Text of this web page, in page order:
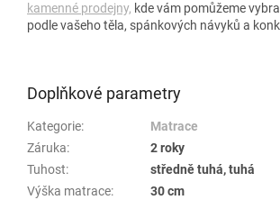
kamenné prodejny, kde vám pomůžeme
podle vašeho těla, spánkových návyků a
Doplňkové parametry
Kategorie:
Matrace
Záruka:
2 roky
Tuhost:
středně tuhá, tuhá
Výška matrace:
30 cm